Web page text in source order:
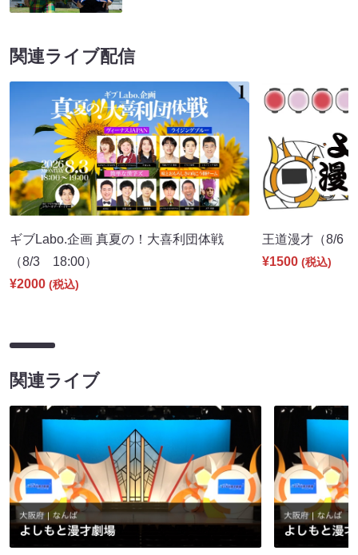
関連ライブ配信
ギブLabo.企画 真夏の！大喜利団体戦
（8/3 18:00）
¥2000 (税込)
王道漫才（8/6
¥1500 (税込)
関連ライブ